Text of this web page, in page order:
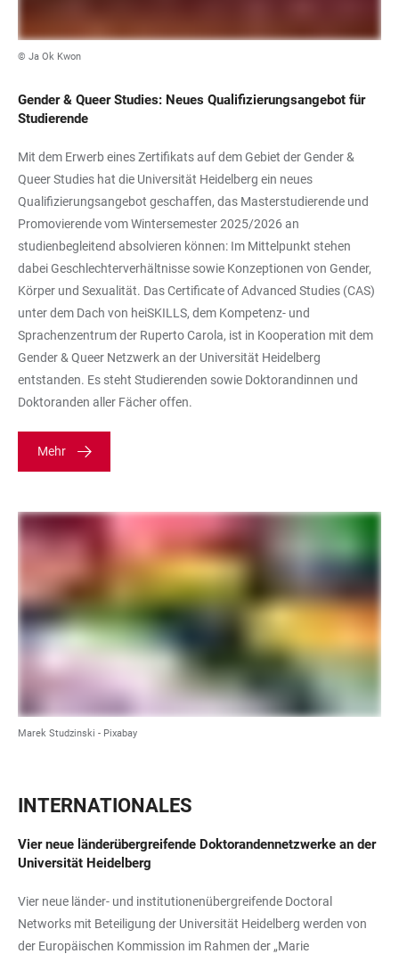
© Ja Ok Kwon
Gender & Queer Studies: Neues Qualifizierungsangebot für
Studierende
Mit dem Erwerb eines Zertifikats auf dem Gebiet der Gender &
Queer Studies hat die Universität Heidelberg ein neues
Qualifizierungsangebot geschaffen, das Masterstudierende und
Promovierende vom Wintersemester 2025/2026 an
studienbegleitend absolvieren können: Im Mittelpunkt stehen
dabei Geschlechterverhältnisse sowie Konzeptionen von Gender,
Körper und Sexualität. Das Certificate of Advanced Studies (CAS)
unter dem Dach von heiSKILLS, dem Kompetenz- und
Sprachenzentrum der Ruperto Carola, ist in Kooperation mit dem
Gender & Queer Netzwerk an der Universität Heidelberg
entstanden. Es steht Studierenden sowie Doktorandinnen und
Doktoranden aller Fächer offen.
Mehr
Marek Studzinski - Pixabay
INTERNATIONALES
Vier neue länderübergreifende Doktorandennetzwerke an der
Universität Heidelberg
Vier neue länder- und institutionenübergreifende Doctoral
Networks mit Beteiligung der Universität Heidelberg werden von
der Europäischen Kommission im Rahmen der „Marie